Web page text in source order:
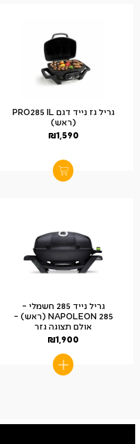
גריל גז נייד דגם PRO285 IL
(ראש)
₪1,590
גריל נייד 285 חשמלי –
NAPOLEON 285 (ראש) –
אולם תצוגה גזר
₪1,900